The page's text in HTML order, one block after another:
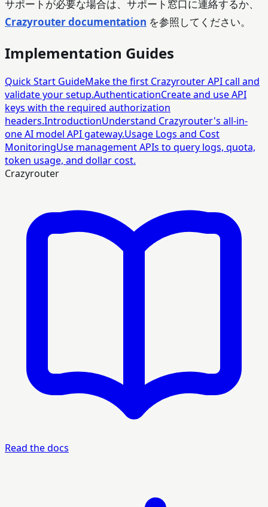
サポートが必要な場合は、サポート窓口に連絡するか、
Crazyrouter documentation を参照してください。
Implementation Guides
Quick Start GuideMake the first Crazyrouter API call and
validate your setup.AuthenticationCreate and use API
keys with the required authorization
headers.IntroductionUnderstand Crazyrouter's all-in-
one AI model API gateway.Usage Logs and Cost
MonitoringUse management APIs to query logs, quota,
token usage, and dollar cost.
Crazyrouter
Read the docs